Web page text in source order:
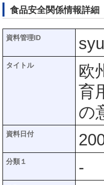
食品安全関係情報詳細
資料管理ID
タイトル
欧
育
の
資料日付
分類１ -